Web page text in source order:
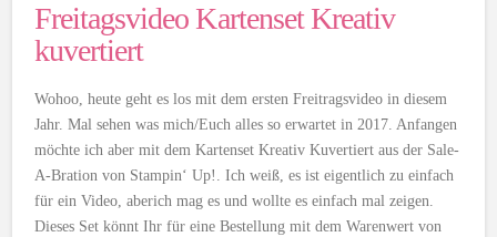
Freitagsvideo Kartenset Kreativ
kuvertiert
Wohoo, heute geht es los mit dem ersten Freitragsvideo in diesem
Jahr. Mal sehen was mich/Euch alles so erwartet in 2017. Anfangen
möchte ich aber mit dem Kartenset Kreativ Kuvertiert aus der Sale-
A-Bration von Stampin‘ Up!. Ich weiß, es ist eigentlich zu einfach
für ein Video, aberich mag es und wollte es einfach mal zeigen.
Dieses Set könnt Ihr für eine Bestellung mit dem Warenwert von